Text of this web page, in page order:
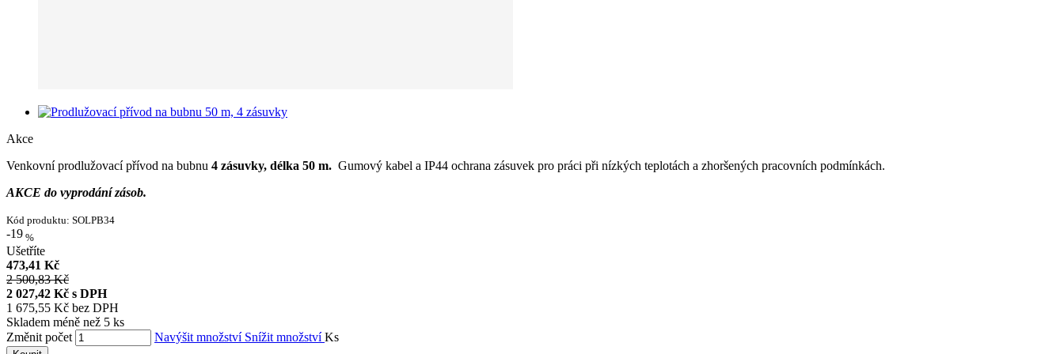
Akce
Venkovní prodlužovací přívod na bubnu 4 zásuvky, délka 50 m. Gumový kabel a IP44 ochrana zásuvek pro práci při nízkých teplotách a zhoršených pracovních podmínkách.
AKCE do vyprodání zásob.
Kód produktu: SOLPB34
-19 %
Ušetříte
473,41 Kč
2 500,83 Kč
2 027,42 Kč s DPH
1 675,55 Kč bez DPH
Skladem méně než 5 ks
Změnit počet
Navýšit množství Snížit množstvíKs